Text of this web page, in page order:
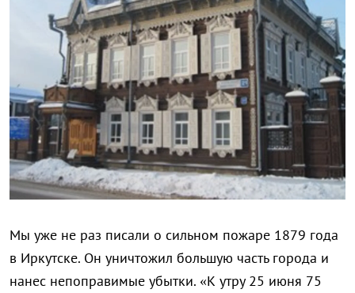
Мы уже не раз писали о сильном пожаре 1879 года
в Иркутске. Он уничтожил большую часть города и
нанес непоправимые убытки. «К утру 25 июня 75